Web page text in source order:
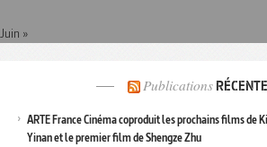
Juin »
Publications
ARTE France Cinéma coproduit les prochains films de
Yinan et le premier film de Shengze Zhu